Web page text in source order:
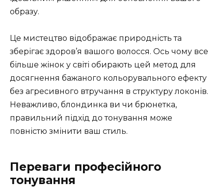
образу.
Це мистецтво відображає природність та
зберігає здоров’я вашого волосся. Ось чому все
більше жінок у світі обирають цей метод для
досягнення бажаного кольорувального ефекту
без агресивного втручання в структуру локонів.
Неважливо, блондинка ви чи брюнетка,
правильний підхід до тонування може
повністю змінити ваш стиль.
Переваги професійного
тонування